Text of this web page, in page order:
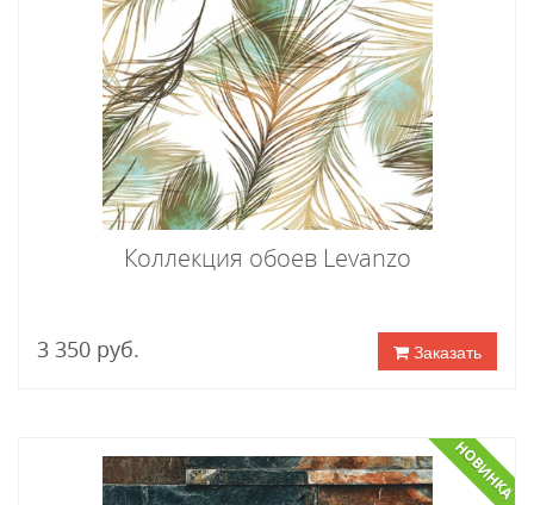
Коллекция обоев Levanzo
3 350 руб. Заказать
НОВИНКА